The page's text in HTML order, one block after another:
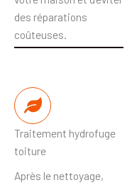
des réparations
coûteuses.
Traitement hydrofuge
toiture
Après le nettoyage,